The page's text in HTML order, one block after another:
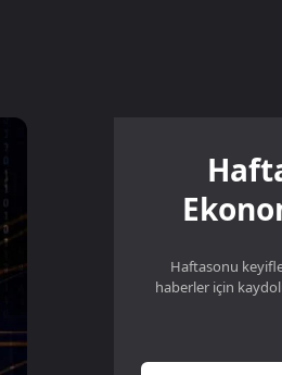
Haftasonu
haberler için